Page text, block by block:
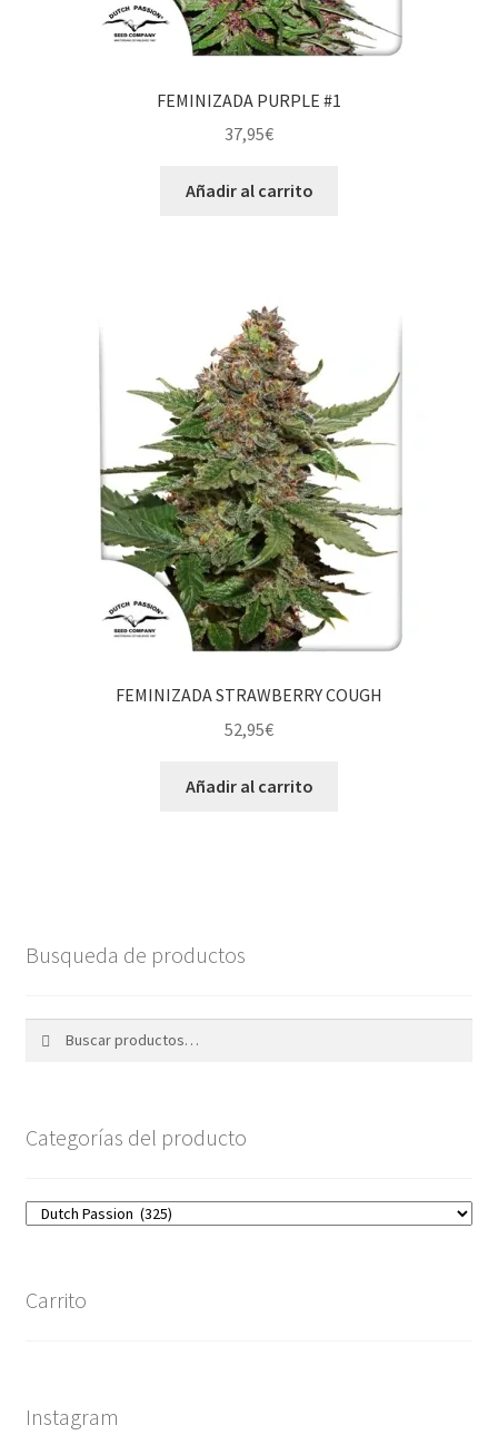
FEMINIZADA PURPLE #1
37,95€
Añadir al carrito
FEMINIZADA STRAWBERRY COUGH
52,95€
Añadir al carrito
Busqueda de productos
Categorías del producto
Carrito
Instagram